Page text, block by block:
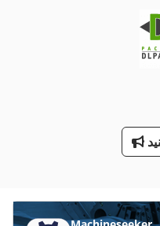
ماشین معاون 200 Mm